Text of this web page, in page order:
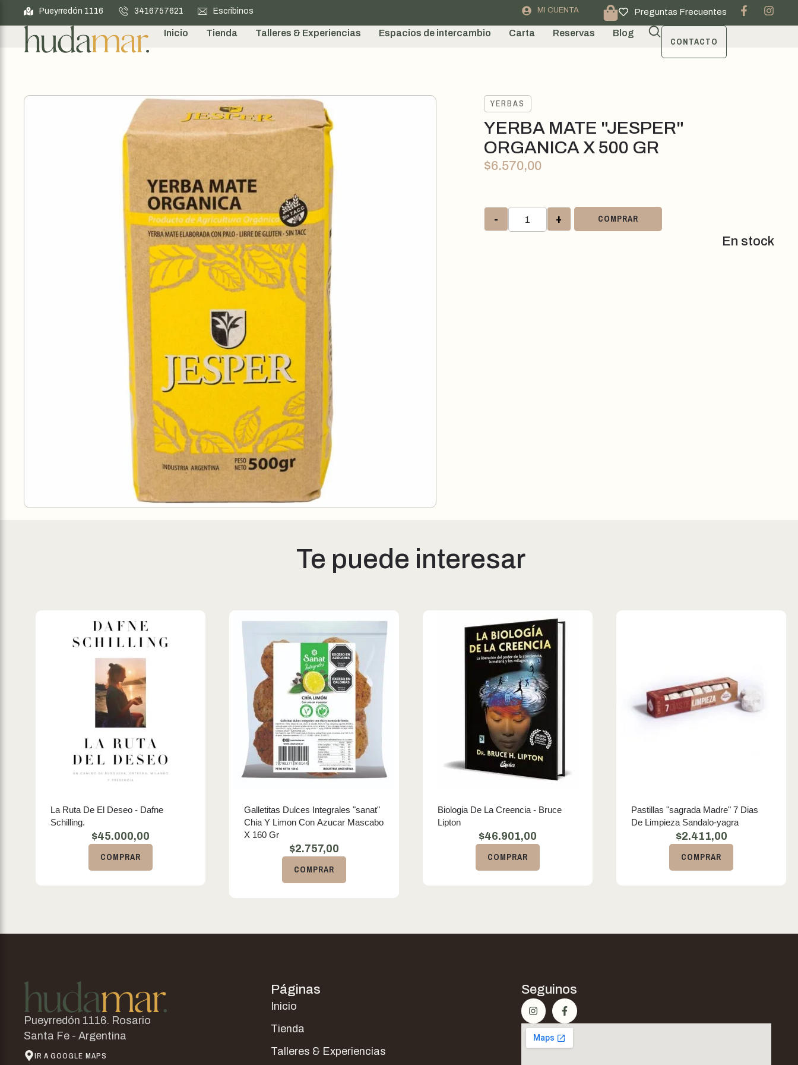
Pueyrredón 1116 3416757621 Escribinos MI CUENTA Preguntas Frecuentes
Inicio Tienda Talleres & Experiencias Espacios de intercambio Carta Reservas Blog
CONTACTO
YERBAS
YERBA MATE "JESPER"
ORGANICA X 500 GR
$6.570,00
- + COMPRAR
En stock
Te puede interesar
La Ruta De El Deseo - Dafne
Schilling.
$45.000,00
COMPRAR
Galletitas Dulces Integrales "sanat"
Chia Y Limon Con Azucar Mascabo
X 160 Gr
$2.757,00
COMPRAR
Biologia De La Creencia - Bruce
Lipton
$46.901,00
COMPRAR
Pastillas "sagrada Madre" 7 Dias
De Limpieza Sandalo-yagra
$2.411,00
COMPRAR
Pueyrredón 1116. Rosario
Santa Fe - Argentina
IR A GOOGLE MAPS
Páginas
Inicio
Tienda
Talleres & Experiencias
Seguinos